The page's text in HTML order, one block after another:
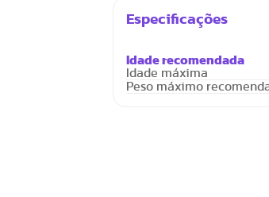
Especificações
Idade recomendada
Idade máxima
Peso máximo